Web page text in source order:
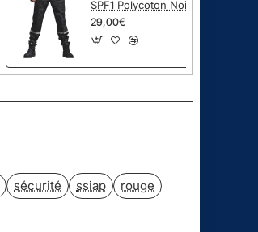
SPF1 Polycoton Noir
29,00€
sécurité ssiap rouge